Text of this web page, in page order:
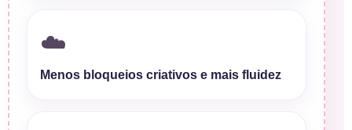
☁️
Menos bloqueios criativos e mais fluidez